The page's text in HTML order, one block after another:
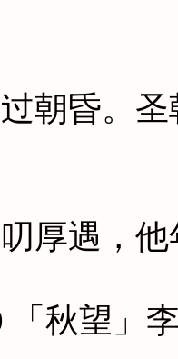
昏。圣
遇，他
秋望」